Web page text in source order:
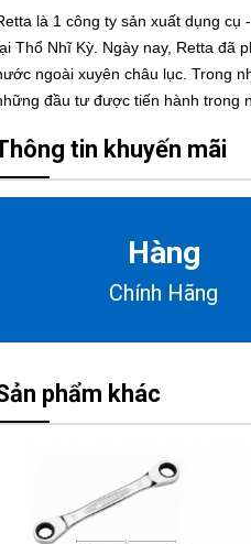
là 1 công ty sản xuất dụng
Thổ Nhĩ Kỳ. Ngày nay, Retta đã
ngoài xuyên châu lục. Trong
đầu tư được tiến hành trong
tin khuyến mãi
Hàng
Chính Hãng
phẩm khác